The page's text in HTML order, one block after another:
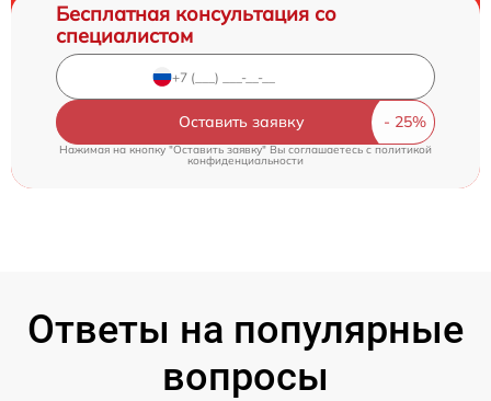
Бесплатная консультация со
специалистом
Оставить заявку
Нажимая на кнопку "Оставить заявку" Вы соглашаетесь cполитикой
конфиденциальности
Ответы на популярные
вопросы